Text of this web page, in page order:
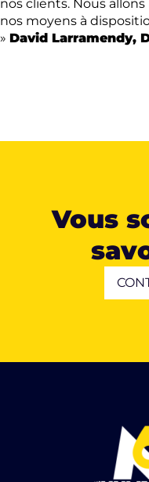
nos clients. Nous
nos moyens à
» David Larramendy,
Vous